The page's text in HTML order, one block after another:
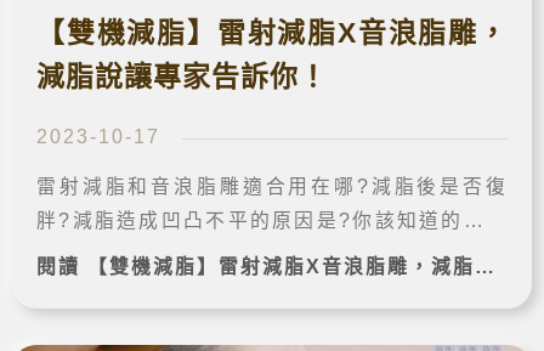
【雙機減脂】雷射減脂X音浪脂雕，
減脂說讓專家告訴你！
2023-10-17
雷射減脂和音浪脂雕適合用在哪?減脂後是否復
胖?減脂造成凹凸不平的原因是?你該知道的減脂
說，由減脂專家賴斯敏醫師告訴你，想解決頑固
閱讀 【雙機減脂】雷射減脂X音浪脂雕，減脂說讓專家告訴你！ 完整案例➔